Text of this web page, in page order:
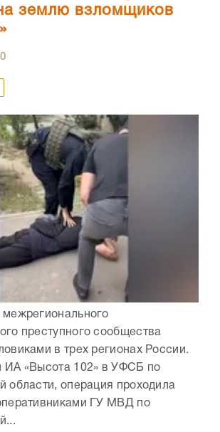
землю взломщиков
межрегионального
преступного сообщества
в трех регионах России.
ИА «Высота 102» в УФСБ по
области, операция проходила
ГУ МВД по